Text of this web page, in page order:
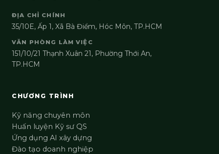
ĐỊA CHỈ CHÍNH
35/10E, Ấp 1, Xã Bà Điểm, Hóc Môn, TP.HCM
VĂN PHÒNG LÀM VIỆC
151/10/21 Thạnh Xuân 21, Phường Thới An,
TP.HCM
CHƯƠNG TRÌNH
Kỹ năng chuyên môn
Huấn luyện Kỹ sư QS
Ứng dụng AI xây dựng
Đào tạo doanh nghiệp